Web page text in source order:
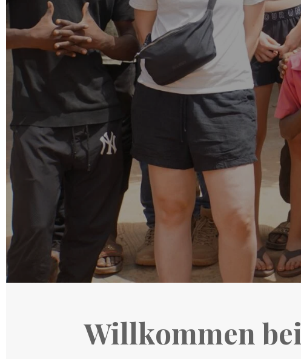
Willkommen